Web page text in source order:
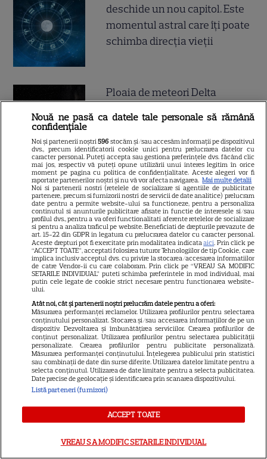
deschide un nou capitol. Este
momentul astral care îți poate
schimba direcția vieții
Ploaia de meteori Delta
vedea cel mai bine
Câte calorii are pepenele roșu
– beneficii și contraindicații
ALTE ARTICOLE
INTERESANTE
VEDETE STRĂINE
Marvel are un nou Black
moștenirea lui Chadwick
Boseman
Nouă ne pasă ca datele tale personale să rămână
confidențiale
Noi și partenerii noștri596 stocăm și/sau accesăm informații pe dispozitivul
dvs., precum identificatorii cookie unici pentru prelucrarea datelor cu
caracter personal. Puteți accepta sau gestiona preferințele dvs. făcând clic
mai jos, respectiv vă puteți opune utilizării unui interes legitim în orice
moment pe pagina cu politica de confidențialitate. Aceste alegeri vor fi
raportate partenerilor noștri și nu vă vor afecta navigarea. Mai multe detalii
Noi si partenerii nostri (retelele de socializare si agentiile de publicitate
partenere, precum si furnizorii nostri de servicii de date analitice) prelucram
date pentru a permite website-ului sa functioneze, pentru a personaliza
continutul si anunturile publicitare afisate in functie de interesele si/sau
profilul dvs., pentru a va oferi functionalitati aferente retelelor de socializare
si pentru a analiza traficul pe website. Beneficiati de drepturile prevazute de
art. 15-22 din GDPR in legatura cu prelucrarea datelor cu caracter personal.
Aceste drepturi pot fi exercitate prin modalitatea indicataaici. Prin click pe
“ACCEPT TOATE”, acceptati folosirea tuturor Tehnologiilor de tip Cookie, care
implica inclusiv acceptul dvs. cu privire la stocarea/accesarea informatiilor
de catre Vendor-ii cu care colaboram. Prin click pe “VREAU SA MODIFIC
SETARILE INDIVIDUAL” puteti schimba preferintele in mod individual, mai
putin cele legate de cookie strict necesare pentru functionarea website-
ului.
Atât noi, cât și partenerii noștri prelucrăm datele pentru a oferi:
Măsurarea performanței reclamelor. Utilizarea profilurilor pentru selectarea
conținutului personalizat. Stocarea și/sau accesarea informațiilor de pe un
dispozitiv. Dezvoltarea și îmbunătățirea serviciilor. Crearea profilurilor de
conținut personalizat. Utilizarea profilurilor pentru selectarea publicității
personalizate. Crearea profilurilor pentru publicitate personalizată.
Măsurarea performanței conținutului. Înțelegerea publicului prin statistici
sau combinații de date din surse diferite. Utilizarea datelor limitate pentru a
selecta conținutul. Utilizarea de date limitate pentru a selecta publicitatea.
Date precise de geolocație și identificarea prin scanarea dispozitivului.
Listă parteneri (furnizori)
ACCEPT TOATE
VREAU SA MODIFIC SETARILE INDIVIDUAL